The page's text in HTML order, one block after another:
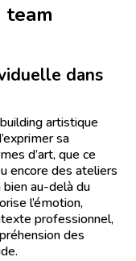
team
dans
artistique
sa
d’art, que ce
encore des ateliers
bien au-delà du
l’émotion,
professionnel,
des